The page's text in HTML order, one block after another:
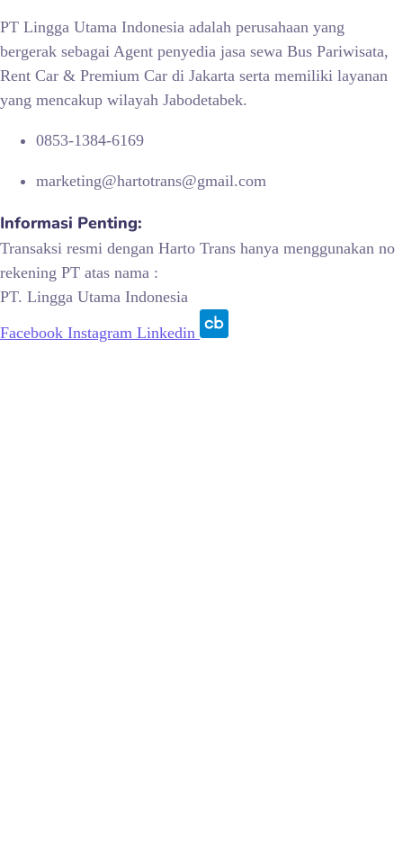
PT Lingga Utama Indonesia adalah perusahaan yang
bergerak sebagai Agent penyedia jasa sewa Bus Pariwisata,
Rent Car & Premium Car di Jakarta serta memiliki layanan
yang mencakup wilayah Jabodetabek.
0853-1384-6169
marketing@hartotrans@gmail.com
Informasi Penting:
Transaksi resmi dengan Harto Trans hanya menggunakan no
rekening PT atas nama :
PT. Lingga Utama Indonesia
Facebook Instagram Linkedin